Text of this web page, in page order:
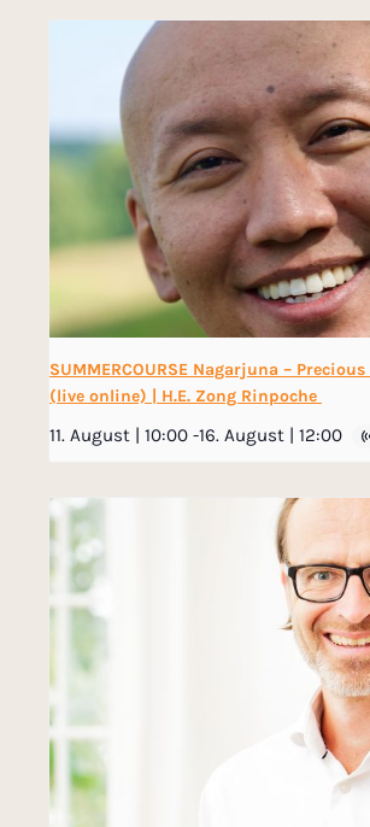
SUMMERCOURSE Nagarjuna –
(live online) | H.E. Zong Rinpoche
11. August | 10:00 -16. August | 12:00